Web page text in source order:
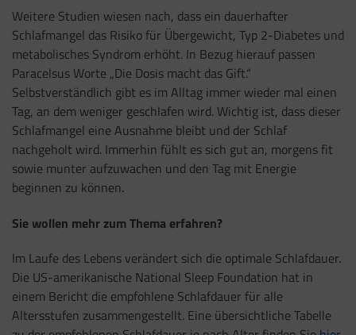
Weitere Studien wiesen nach, dass ein dauerhafter
Schlafmangel das Risiko für Übergewicht, Typ 2-Diabetes und
metabolisches Syndrom erhöht. In Bezug hierauf passen
Paracelsus Worte „Die Dosis macht das Gift.“
Selbstverständlich gibt es im Alltag immer wieder mal einen
Tag, an dem weniger geschlafen wird. Wichtig ist, dass dieser
Schlafmangel eine Ausnahme bleibt und der Schlaf
nachgeholt wird. Immerhin fühlt es sich gut an, morgens fit
sowie munter aufzuwachen und den Tag mit Energie
beginnen zu können.
Sie wollen mehr zum Thema erfahren?
Im Laufe des Lebens verändert sich die optimale Schlafdauer.
Die US-amerikanische National Sleep Foundation hat in
einem Bericht die empfohlene Schlafdauer für alle
Altersstufen zusammengestellt. Eine übersichtliche Tabelle